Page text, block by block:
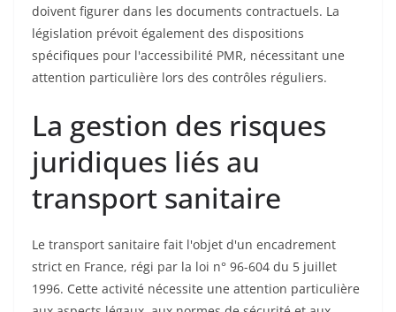
doivent figurer dans les documents contractuels. La
législation prévoit également des dispositions
spécifiques pour l'accessibilité PMR, nécessitant une
attention particulière lors des contrôles réguliers.
La gestion des risques
juridiques liés au
transport sanitaire
Le transport sanitaire fait l'objet d'un encadrement
strict en France, régi par la loi n° 96-604 du 5 juillet
1996. Cette activité nécessite une attention particulière